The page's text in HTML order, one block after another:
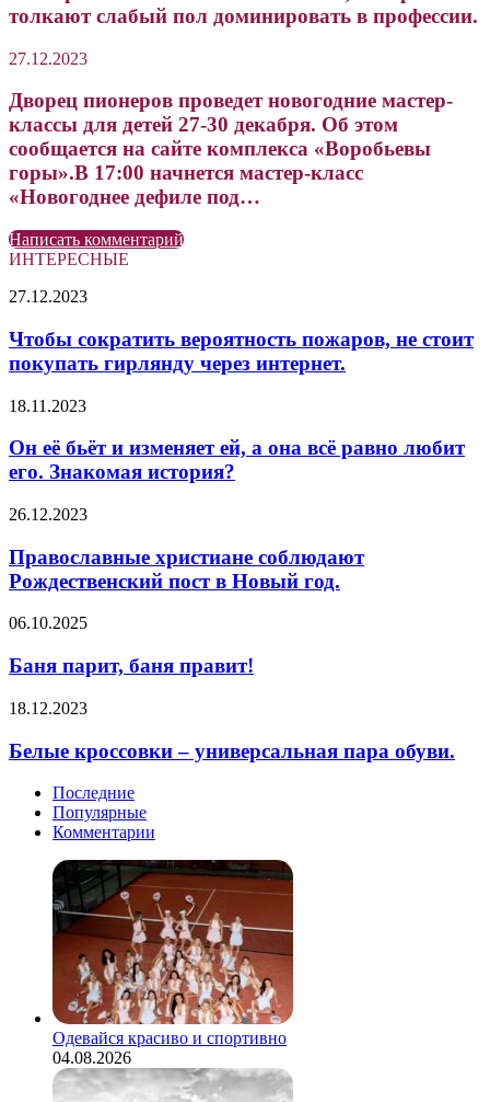
толкают слабый пол доминировать в профессии.
27.12.2023
Дворец пионеров проведет новогодние мастер-
классы для детей 27-30 декабря. Об этом
сообщается на сайте комплекса «Воробьевы
горы».В 17:00 начнется мастер-класс
«Новогоднее дефиле под…
Написать комментарий
ИНТЕРЕСНЫЕ
Чтобы
вероятность
пожаров,
не
покупать
через
интернет.
27.12.2023
Чтобы сократить вероятность пожаров, не стоит
покупать гирлянду через интернет.
Он
бьёт
изменяет
а
всё
равно
его.
история?
18.11.2023
Он её бьёт и изменяет ей, а она всё равно любит
его. Знакомая история?
Православные
соблюдают
Рождественский
пост
Новый
26.12.2023
Православные христиане соблюдают
Рождественский пост в Новый год.
Баня
баня
правит!
06.10.2025
Баня парит, баня правит!
Белые
–
универсальная
обуви.
18.12.2023
Белые кроссовки – универсальная пара обуви.
Последние
Популярные
Комментарии
Одевайся красиво и спортивно
04.08.2026